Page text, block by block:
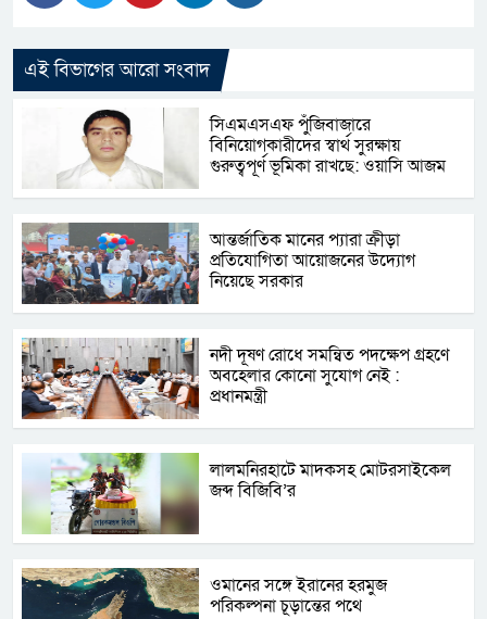
এই বিভাগের আরো সংবাদ
সিএমএসএফ পুঁজিবাজারে
বিনিয়োগকারীদের স্বার্থ সুরক্ষায়
গুরুত্বপূর্ণ ভূমিকা রাখছে: ওয়াসি আজম
আন্তর্জাতিক মানের প্যারা ক্রীড়া
প্রতিযোগিতা আয়োজনের উদ্যোগ
নিয়েছে সরকার
নদী দূষণ রোধে সমন্বিত পদক্ষেপ গ্রহণে
অবহেলার কোনো সুযোগ নেই :
প্রধানমন্ত্রী
লালমনিরহাটে মাদকসহ মোটরসাইকেল
জব্দ বিজিবি’র
ওমানের সঙ্গে ইরানের হরমুজ
পরিকল্পনা চূড়ান্তের পথে